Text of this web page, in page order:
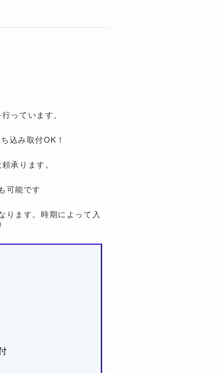
っています。
込み取付OK！
承ります。
可能です
ります。時期によって入